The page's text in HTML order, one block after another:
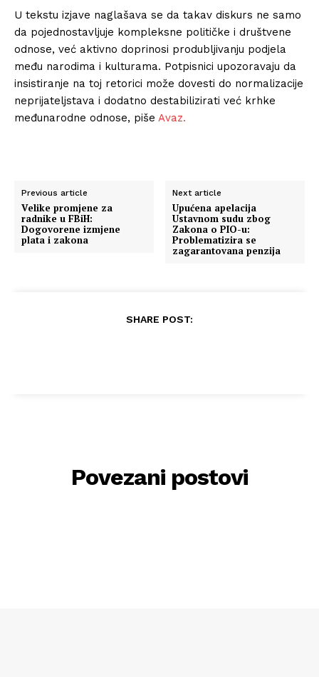
U tekstu izjave naglašava se da takav diskurs ne samo
da pojednostavljuje kompleksne političke i društvene
odnose, već aktivno doprinosi produbljivanju podjela
među narodima i kulturama. Potpisnici upozoravaju da
insistiranje na toj retorici može dovesti do normalizacije
neprijateljstava i dodatno destabilizirati već krhke
međunarodne odnose, piše Avaz.
Previous article
Velike promjene za
radnike u FBiH:
Dogovorene izmjene
plata i zakona
Next article
Upućena apelacija
Ustavnom sudu zbog
Zakona o PIO-u:
Problematizira se
zagarantovana penzija
SHARE POST:
Povezani postovi